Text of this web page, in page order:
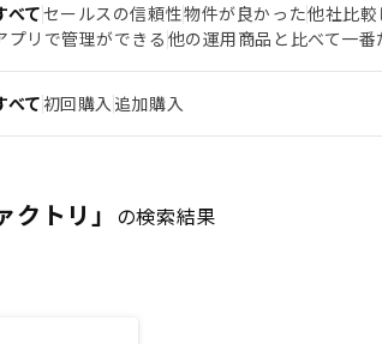
べてセールスの信頼性物件が良かった他社比
プリで管理ができる他の運用商品と比べて一番
べて初回購入 追加購入
クトリ」 の検索結果